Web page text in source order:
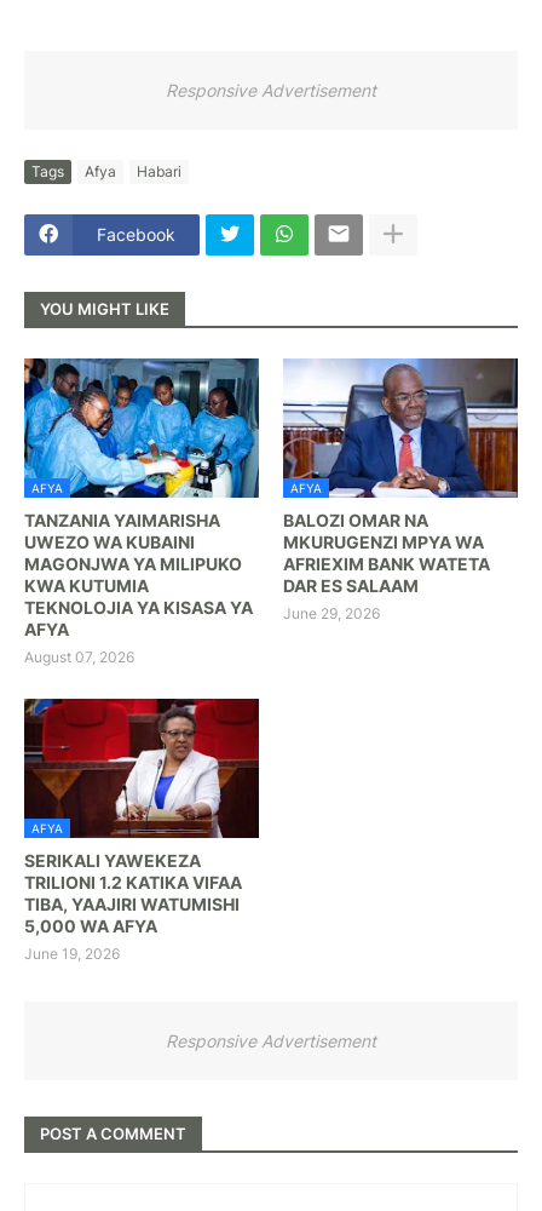
Responsive Advertisement
Tags Afya Habari
Facebook
YOU MIGHT LIKE
AFYA
TANZANIA YAIMARISHA
UWEZO WA KUBAINI
MAGONJWA YA MILIPUKO
KWA KUTUMIA
TEKNOLOJIA YA KISASA YA
AFYA
August 07, 2026
AFYA
BALOZI OMAR NA
MKURUGENZI MPYA WA
AFRIEXIM BANK WATETA
DAR ES SALAAM
June 29, 2026
AFYA
SERIKALI YAWEKEZA
TRILIONI 1.2 KATIKA VIFAA
TIBA, YAAJIRI WATUMISHI
5,000 WA AFYA
June 19, 2026
Responsive Advertisement
POST A COMMENT